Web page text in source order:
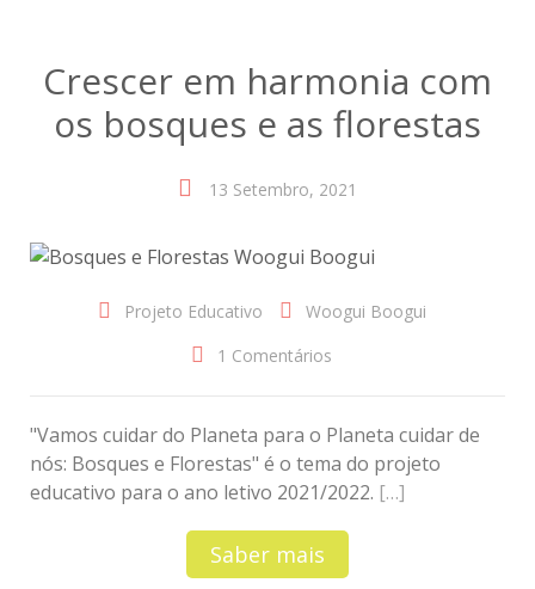
Crescer em harmonia com
os bosques e as florestas
13 Setembro, 2021
Projeto Educativo
Woogui Boogui
1 Comentários
"Vamos cuidar do Planeta para o Planeta cuidar de
nós: Bosques e Florestas" é o tema do projeto
educativo para o ano letivo 2021/2022. […]
Saber mais